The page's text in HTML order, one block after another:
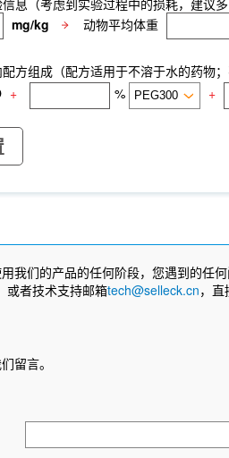
息（考虑到实验过程中的损耗，建议
mg/kg 动物平均体重
方组成（配方适用于不溶于水的药物
+ % +
我们的产品的任何阶段，您遇到的任
或者技术支持邮箱tech@selleck.cn，
留言。